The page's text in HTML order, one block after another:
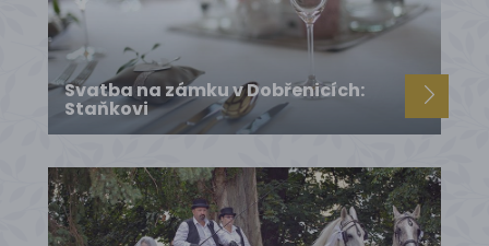
Svatba na zámku v Dobřenicích:
Staňkovi